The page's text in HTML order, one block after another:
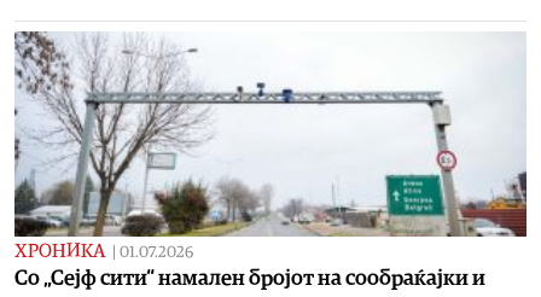
ХРОНИКА 01.07.2026
Со „Сејф сити“ намален бројот на сообраќајки и